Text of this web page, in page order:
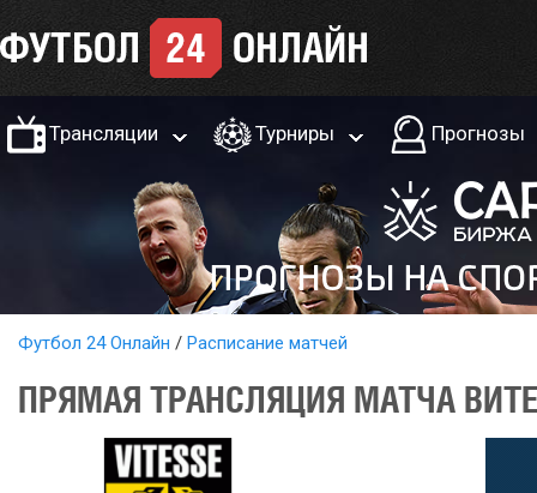
Трансляции Турниры Прогнозы
Футбол 24 Онлайн Расписание матчей
ПРЯМАЯ ТРАНСЛЯЦИЯ МАТЧА